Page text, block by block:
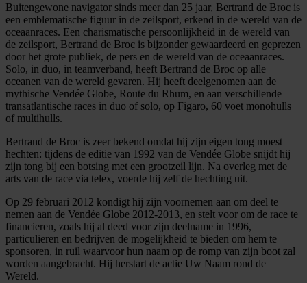
Buitengewone navigator sinds meer dan 25 jaar, Bertrand de Broc is
een emblematische figuur in de zeilsport, erkend in de wereld van de
oceaanraces. Een charismatische persoonlijkheid in de wereld van
de zeilsport, Bertrand de Broc is bijzonder gewaardeerd en geprezen
door het grote publiek, de pers en de wereld van de oceaanraces.
Solo, in duo, in teamverband, heeft Bertrand de Broc op alle
oceanen van de wereld gevaren. Hij heeft deelgenomen aan de
mythische Vendée Globe, Route du Rhum, en aan verschillende
transatlantische races in duo of solo, op Figaro, 60 voet monohulls
of multihulls.
Bertrand de Broc is zeer bekend omdat hij zijn eigen tong moest
hechten: tijdens de editie van 1992 van de Vendée Globe snijdt hij
zijn tong bij een botsing met een grootzeil lijn. Na overleg met de
arts van de race via telex, voerde hij zelf de hechting uit.
Op 29 februari 2012 kondigt hij zijn voornemen aan om deel te
nemen aan de Vendée Globe 2012-2013, en stelt voor om de race te
financieren, zoals hij al deed voor zijn deelname in 1996,
particulieren en bedrijven de mogelijkheid te bieden om hem te
sponsoren, in ruil waarvoor hun naam op de romp van zijn boot zal
worden aangebracht. Hij herstart de actie Uw Naam rond de
Wereld.